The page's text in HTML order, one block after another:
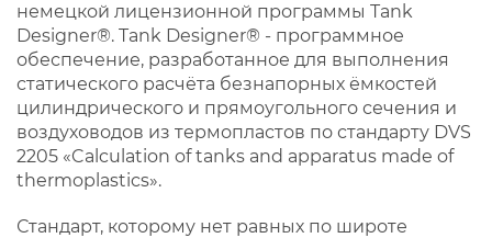
немецкой лицензионной программы Tank
Designer®. Tank Designer® - программное
обеспечение, разработанное для выполнения
статического расчёта безнапорных ёмкостей
цилиндрического и прямоугольного сечения и
воздуховодов из термопластов по стандарту DVS
2205 «Calculation of tanks and apparatus made of
thermoplastics».
Стандарт, которому нет равных по широте